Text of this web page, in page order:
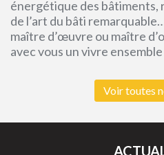
énergétique des bâtiments,
de l’art du bâti
maître d’œuvre ou maître
avec vous un vivre
Voir toutes